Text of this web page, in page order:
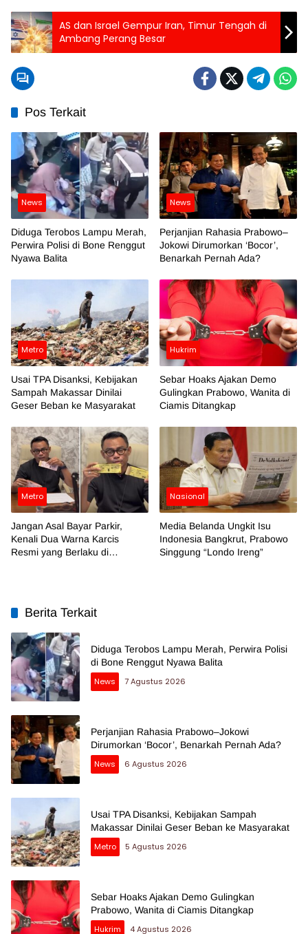
AS dan Israel Gempur Iran, Timur Tengah di
Ambang Perang Besar
Pos Terkait
News
Diduga Terobos Lampu Merah,
Perwira Polisi di Bone Renggut
Nyawa Balita
News
Perjanjian Rahasia Prabowo–
Jokowi Dirumorkan ‘Bocor’,
Benarkah Pernah Ada?
Metro
Usai TPA Disanksi, Kebijakan
Sampah Makassar Dinilai
Geser Beban ke Masyarakat
Hukrim
Sebar Hoaks Ajakan Demo
Gulingkan Prabowo, Wanita di
Ciamis Ditangkap
Metro
Jangan Asal Bayar Parkir,
Kenali Dua Warna Karcis
Resmi yang Berlaku di
Nasional
Media Belanda Ungkit Isu
Indonesia Bangkrut, Prabowo
Singgung “Londo Ireng”
Berita Terkait
Diduga Terobos Lampu Merah, Perwira Polisi
di Bone Renggut Nyawa Balita
News
7 Agustus 2026
Perjanjian Rahasia Prabowo–Jokowi
Dirumorkan ‘Bocor’, Benarkah Pernah Ada?
News
6 Agustus 2026
Usai TPA Disanksi, Kebijakan Sampah
Makassar Dinilai Geser Beban ke Masyarakat
Metro
5 Agustus 2026
Sebar Hoaks Ajakan Demo Gulingkan
Prabowo, Wanita di Ciamis Ditangkap
Hukrim
4 Agustus 2026